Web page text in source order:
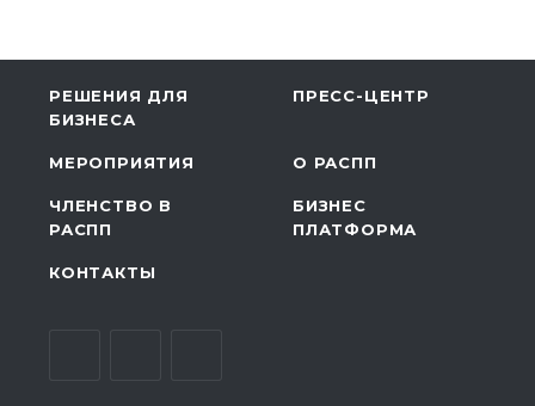
РЕШЕНИЯ ДЛЯ
БИЗНЕСА
ПРЕСС-ЦЕНТР
МЕРОПРИЯТИЯ О РАСПП
ЧЛЕНСТВО В
РАСПП
БИЗНЕС
ПЛАТФОРМА
КОНТАКТЫ